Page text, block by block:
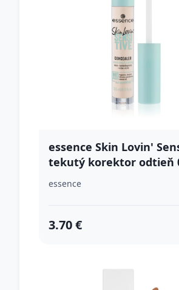
essence Skin Lovin'
tekutý korektor odtieň
essence
3.70 €